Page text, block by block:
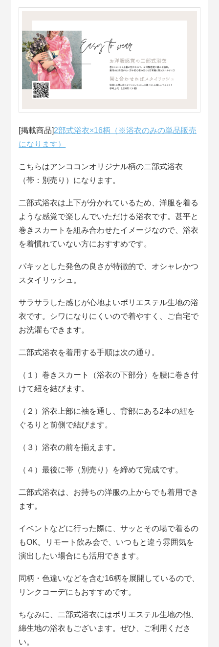
[掲載商品]2部式浴衣×16柄（※浴衣のみの単品販売
になります）
こちらはアンココンオリジナル柄の二部式浴衣
（帯：別売り）になります。
二部式浴衣は上下が分かれているため、洋服を着る
ような感覚で楽しんでいただける浴衣です。甚平と
巻きスカートを組み合わせたイメージなので、浴衣
を着慣れていない方におすすめです。
パキッとした発色の良さが特徴的で、オシャレかつ
スタイリッシュ。
サラサラした感じが心地よいポリエステル生地の浴
衣です。シワになりにくいので着やすく、ご自宅で
お洗濯もできます。
二部式浴衣を着用する手順は次の通り。
（１）巻きスカート（浴衣の下部分）を腰に巻き付
けて紐を結びます。
（２）浴衣上部に袖を通し、背部にある2本の紐を
ぐるりと前側で結びます。
（３）浴衣の前を揃えます。
（４）最後に帯（別売り）を締めて完成です。
二部式浴衣は、お持ちの洋服の上からでも着用でき
ます。
イベントなどに行った際に、サッとその場で着るの
もOK。リモート飲み会で、いつもと違う雰囲気を
演出したい場合にも活用できます。
同柄・色違いなどを含む16柄を展開しているので、
リンクコーデにもおすすめです。
ちなみに、二部式浴衣にはポリエステル生地の他、
綿生地の浴衣もございます。ぜひ、ご利用くださ
い。